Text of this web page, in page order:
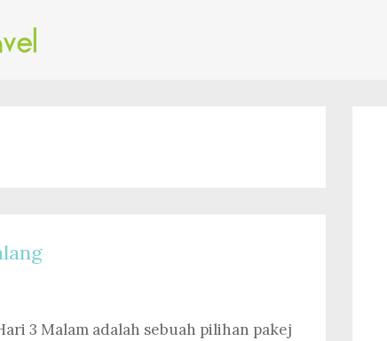
3 Malam adalah sebuah pilihan pakej